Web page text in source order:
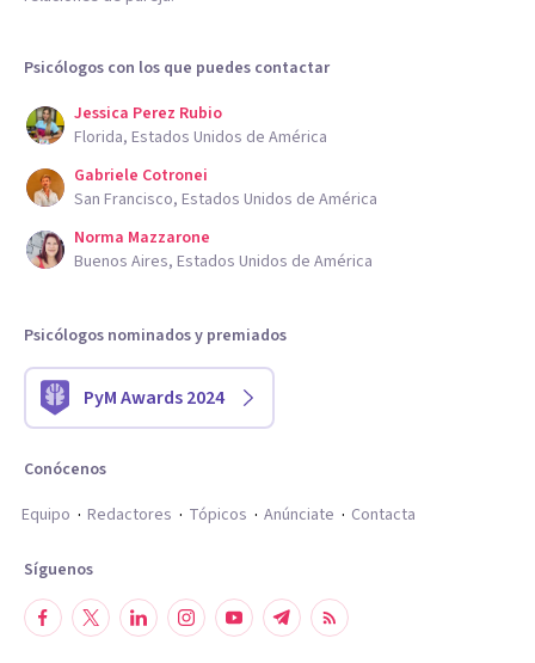
Psicólogos con los que puedes contactar
Jessica Perez Rubio
Florida, Estados Unidos de América
Gabriele Cotronei
San Francisco, Estados Unidos de América
Norma Mazzarone
Buenos Aires, Estados Unidos de América
Psicólogos nominados y premiados
PyM Awards 2024
Conócenos
Equipo
Redactores Tópicos Anúnciate Contacta
Síguenos